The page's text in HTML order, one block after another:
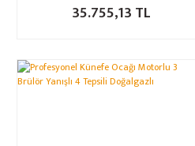
35.755,13 TL
%32